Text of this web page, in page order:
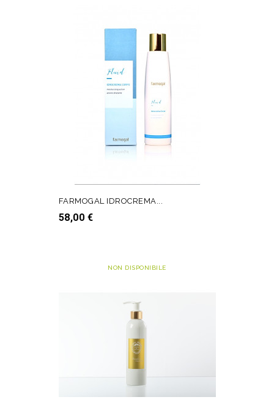
FARMOGAL IDROCREMA...
Prezzo
58,00 €
AGGIUNGI AL CARRELLO
NON DISPONIBILE